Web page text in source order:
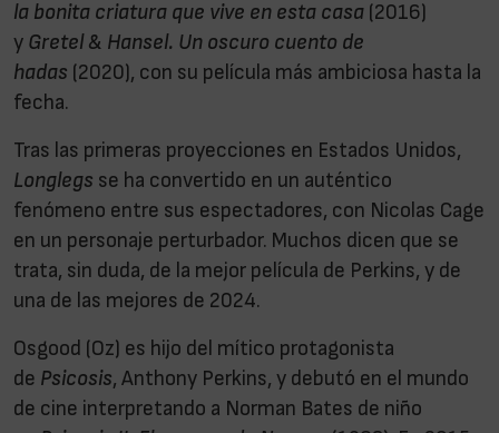
la bonita criatura que vive en esta casa (2016)
y Gretel & Hansel. Un oscuro cuento de
hadas (2020), con su película más ambiciosa hasta la
fecha.
Tras las primeras proyecciones en Estados Unidos,
Longlegs se ha convertido en un auténtico
fenómeno entre sus espectadores, con Nicolas Cage
en un personaje perturbador. Muchos dicen que se
trata, sin duda, de la mejor película de Perkins, y de
una de las mejores de 2024.
Osgood (Oz) es hijo del mítico protagonista
de Psicosis, Anthony Perkins, y debutó en el mundo
de cine interpretando a Norman Bates de niño